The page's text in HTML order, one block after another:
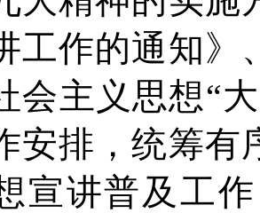
工作的通知》
会主义思想“
安排，统筹有
宣讲普及工